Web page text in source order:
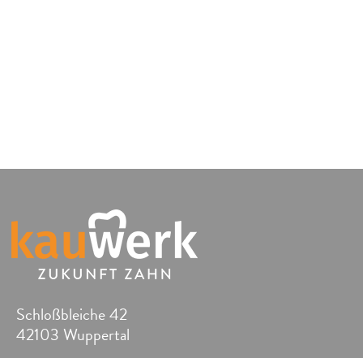
Schloßbleiche 42
42103 Wuppertal